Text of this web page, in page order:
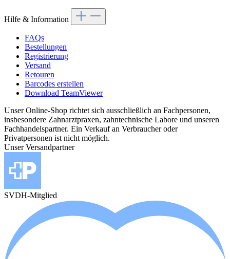
Hilfe & Information
FAQs
Bestellungen
Registrierung
Versand
Retouren
Barcodes erstellen
Download TeamViewer
Unser Online-Shop richtet sich ausschließlich an Fachpersonen,
insbesondere Zahnarztpraxen, zahntechnische Labore und unseren
Fachhandelspartner. Ein Verkauf an Verbraucher oder
Privatpersonen ist nicht möglich.
Unser Versandpartner
SVDH-Mitglied